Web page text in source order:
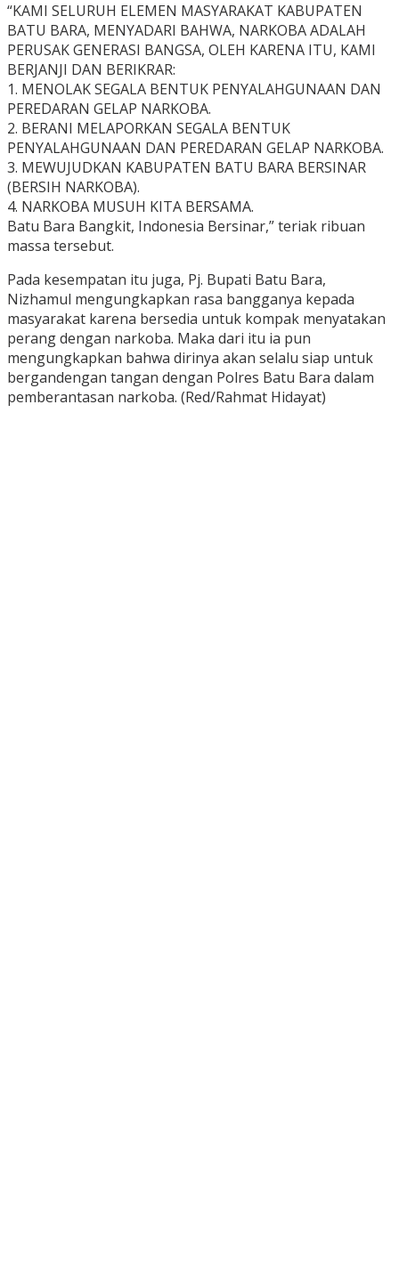
“KAMI SELURUH ELEMEN MASYARAKAT KABUPATEN
BATU BARA, MENYADARI BAHWA, NARKOBA ADALAH
PERUSAK GENERASI BANGSA, OLEH KARENA ITU, KAMI
BERJANJI DAN BERIKRAR:
1. MENOLAK SEGALA BENTUK PENYALAHGUNAAN DAN
PEREDARAN GELAP NARKOBA.
2. BERANI MELAPORKAN SEGALA BENTUK
PENYALAHGUNAAN DAN PEREDARAN GELAP NARKOBA.
3. MEWUJUDKAN KABUPATEN BATU BARA BERSINAR
(BERSIH NARKOBA).
4. NARKOBA MUSUH KITA BERSAMA.
Batu Bara Bangkit, Indonesia Bersinar,” teriak ribuan
massa tersebut.
Pada kesempatan itu juga, Pj. Bupati Batu Bara,
Nizhamul mengungkapkan rasa bangganya kepada
masyarakat karena bersedia untuk kompak menyatakan
perang dengan narkoba. Maka dari itu ia pun
mengungkapkan bahwa dirinya akan selalu siap untuk
bergandengan tangan dengan Polres Batu Bara dalam
pemberantasan narkoba. (Red/Rahmat Hidayat)